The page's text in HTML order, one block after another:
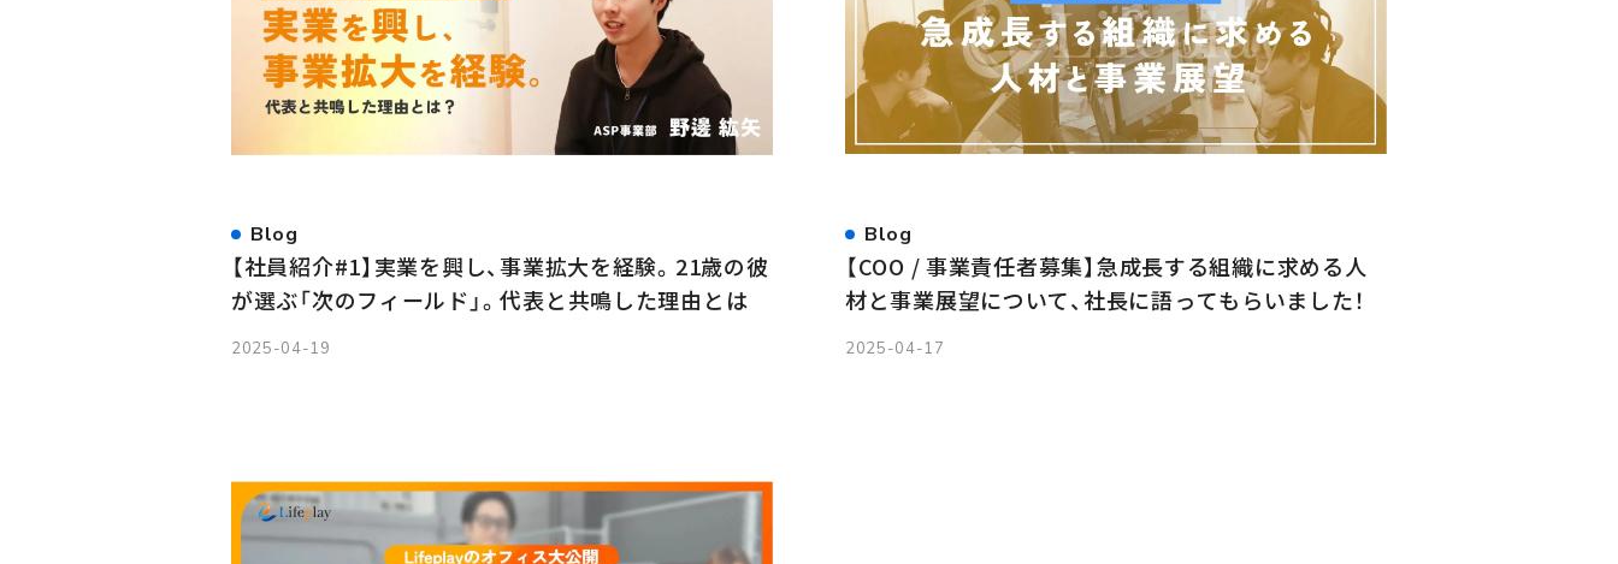
Blog
【社員紹介#1】実業を興し、事業拡大を経験。21歳の彼
が選ぶ「次のフィールド」。代表と共鳴した理由とは
2025-04-19
Blog
【COO / 事業責任者募集】急成長する組織に求める人
材と事業展望について、社長に語ってもらいました！
2025-04-17